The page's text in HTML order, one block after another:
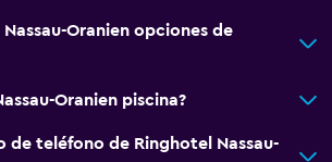
Oranien opciones de
Oranien piscina?
de teléfono de Ringhotel Nassau-